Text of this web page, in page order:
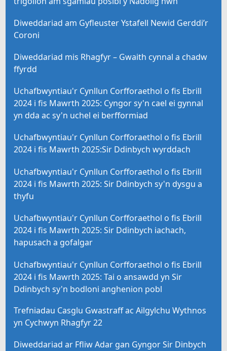
Diweddariad am Gyfleuster Ystafell Newid Gerddi’r
Coroni
Diweddariad mis Rhagfyr – Gwaith cynnal a chadw
ffyrdd
Uchafbwyntiau'r Cynllun Corfforaethol o fis Ebrill
2024 i fis Mawrth 2025: Cyngor sy'n cael ei gynnal
yn dda ac sy'n uchel ei berfformiad
Uchafbwyntiau'r Cynllun Corfforaethol o fis Ebrill
2024 i fis Mawrth 2025:Sir Ddinbych wyrddach
Uchafbwyntiau'r Cynllun Corfforaethol o fis Ebrill
2024 i fis Mawrth 2025: Sir Ddinbych sy'n dysgu a
thyfu
Uchafbwyntiau'r Cynllun Corfforaethol o fis Ebrill
2024 i fis Mawrth 2025: Sir Ddinbych iachach,
hapusach a gofalgar
Uchafbwyntiau'r Cynllun Corfforaethol o fis Ebrill
2024 i fis Mawrth 2025: Tai o ansawdd yn Sir
Ddinbych sy'n bodloni anghenion pobl
Trefniadau Casglu Gwastraff ac Ailgylchu Wythnos
yn Cychwyn Rhagfyr 22
Diweddariad ar Ffliw Adar gan Gyngor Sir Dinbych